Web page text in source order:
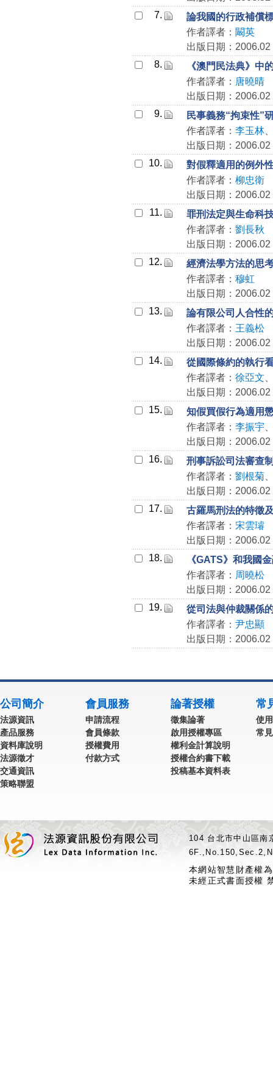
7.
論我國的行政補償
作者譯者： 闞英
出版日期：2006.02
8.
《澳門民法典》中
作者譯者： 唐曉晴
出版日期：2006.02
9.
民事義務“拘束性”
作者譯者： 李玉林
出版日期：2006.02
10.
對假釋適用的例外
作者譯者： 柳忠衛
出版日期：2006.02
11.
罪刑法定與生命科
作者譯者： 劉長秋
出版日期：2006.02
12.
經濟法學方法的思
作者譯者： 穆虹
出版日期：2006.02
13.
論有限公司人合性
作者譯者： 王義松
出版日期：2006.02
14.
從國際條約的執行
作者譯者： 徐亞文
出版日期：2006.02
15.
知假買假行為適用
作者譯者： 李振宇
出版日期：2006.02
16.
刑事訴訟司法審查
作者譯者： 劉根菊
出版日期：2006.02
17.
古羅馬刑法的特徵
作者譯者： 宋雲璿
出版日期：2006.02
18.
《GATS》和我國
作者譯者： 周曉松
出版日期：2006.02
19.
從司法與仲裁關係
作者譯者： 尹忠顯
出版日期：2006.02
公司簡介
法源資訊
產品服務
資料庫說明
法源徵才
交通資訊
策略聯盟
會員服務
申請流程
會員條款
授權費用
付款方式
論著授權
徵集論著
啟用授權專區
權利金計算說明
授權合約書下載
投稿基本資料表
常
使
常
104 台北市中山區
本網站智慧財產權
未經正式書面授權